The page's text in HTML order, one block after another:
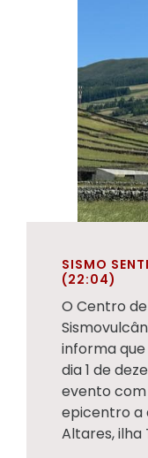
SISMO
(22:04)
O Centro
informa
dia 1 de
evento com
epicentro a
Altares, ilha